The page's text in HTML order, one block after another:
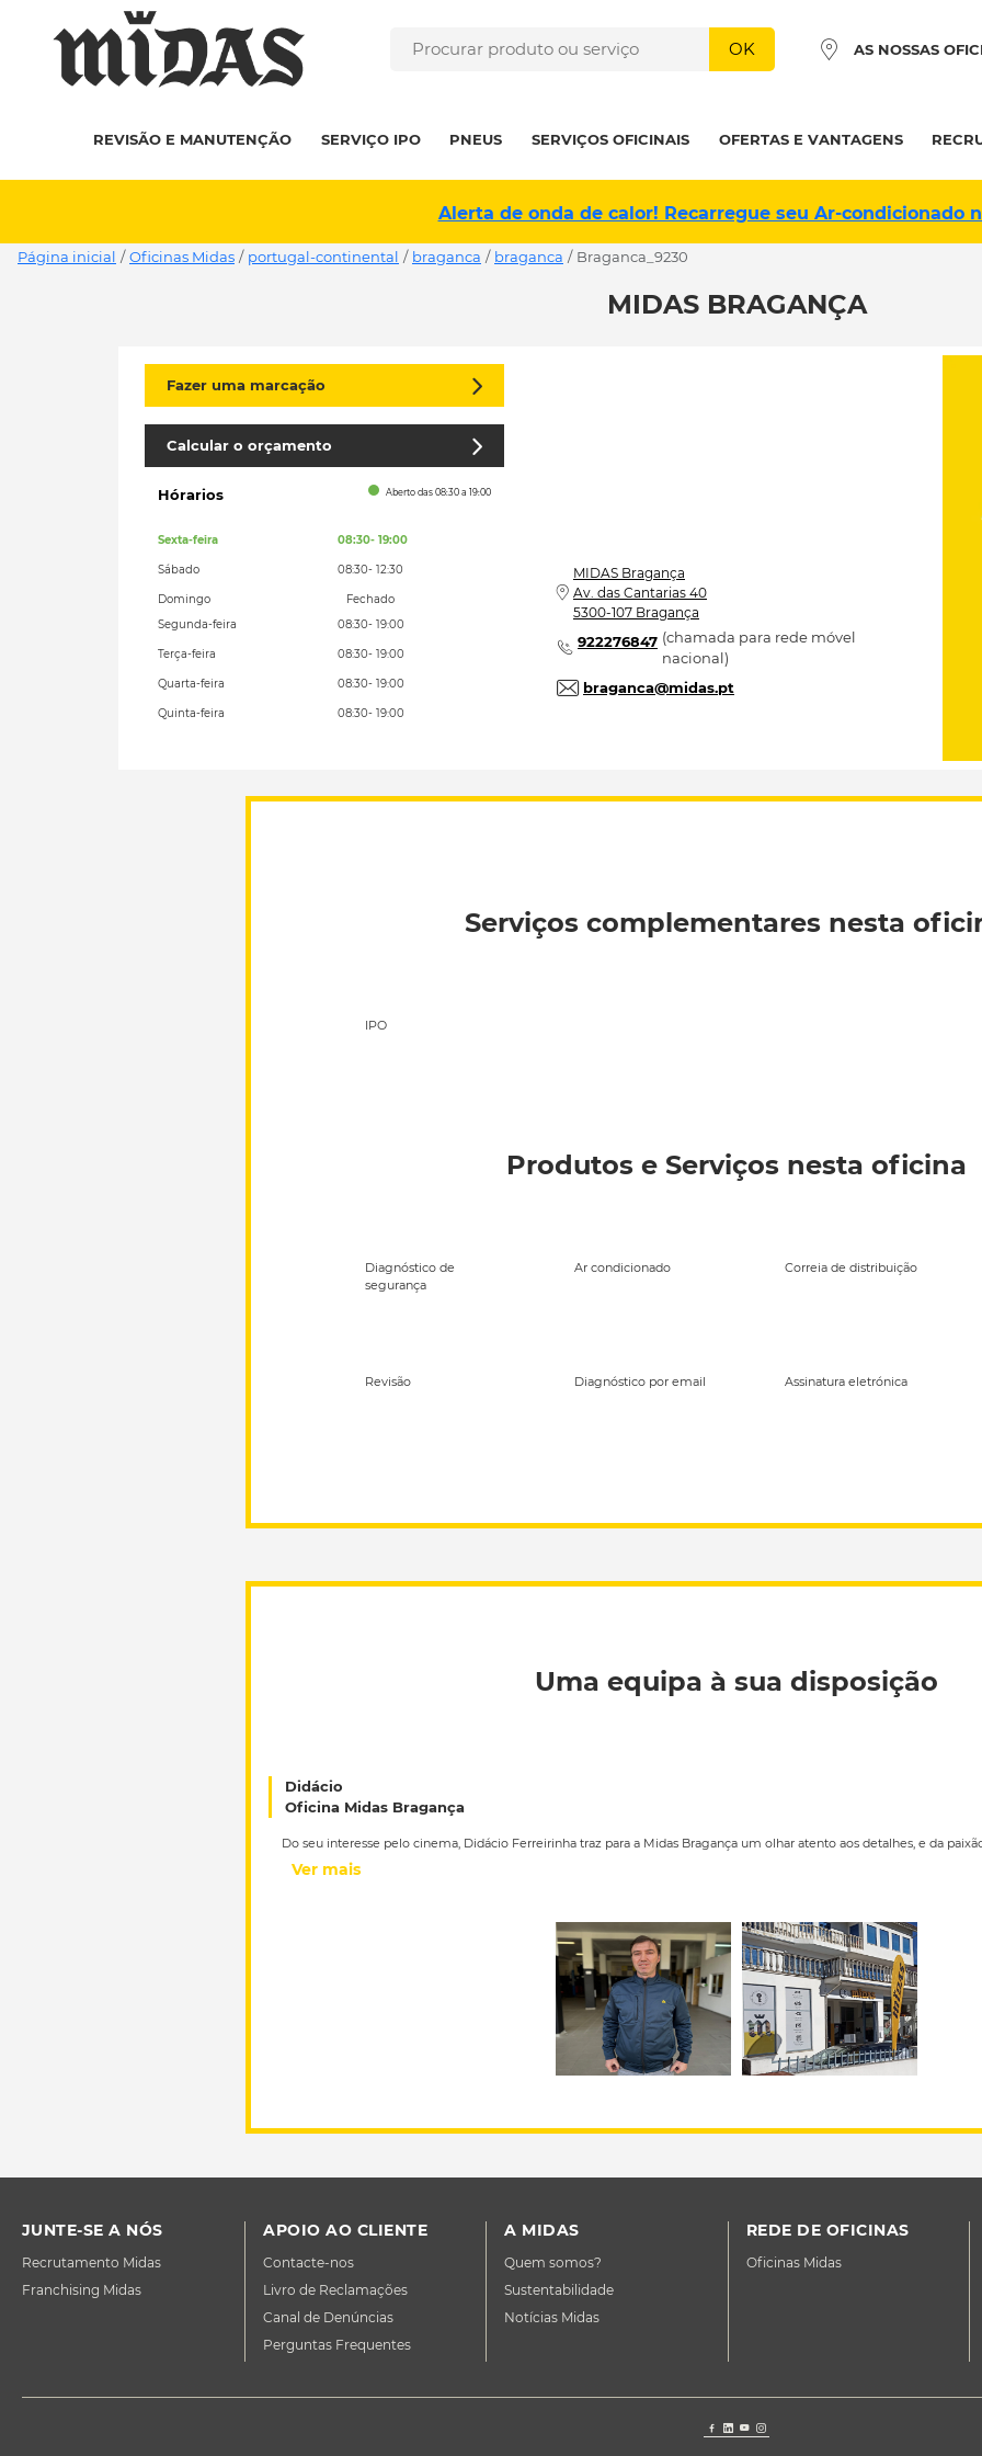
OK AS NOSSAS
REVISÃO E MANUTENÇÃO SERVIÇO IPO PNEUS SERVIÇOS OFICINAIS OFERTAS E VANTAGENS
Alerta de onda de calor! Recarregue seu Ar-condicionado
Página inicial / Oficinas Midas / portugal-continental / braganca / braganca / braganca_9230
MIDAS BRAGANÇA
Fazer uma marcação
Calcular o orçamento
Hórarios Aberto das 08:30 a 19:00
Sexta-feira 08:30- 19:00
Sábado 08:30- 12:30
Domingo
Fechado
Segunda-feira
08:30- 19:00
Terça-feira 08:30- 19:00
Quarta-feira 08:30- 19:00
Quinta-feira 08:30- 19:00
MIDAS Bragança
Av. das Cantarias 40
5300-107 Bragança
922276847 (chamada para rede móvel
nacional)
braganca@midas.pt
Serviços complementares nesta
IPO
Produtos e Serviços nesta oficina
Diagnóstico de
segurança
Ar condicionado Correia de distribuição
Revisão Diagnóstico por email Assinatura eletrónica
Uma equipa à sua disposição
Didácio
Oficina Midas Bragança
Ver mais
JUNTE-SE A NÓS
Recrutamento Midas
Franchising Midas
APOIO AO CLIENTE
Contacte-nos
Livro de Reclamações
Canal de Denúncias
Perguntas Frequentes
A MIDAS
Quem somos?
Sustentabilidade
Notícias Midas
REDE DE OFICINAS
Oficinas Midas